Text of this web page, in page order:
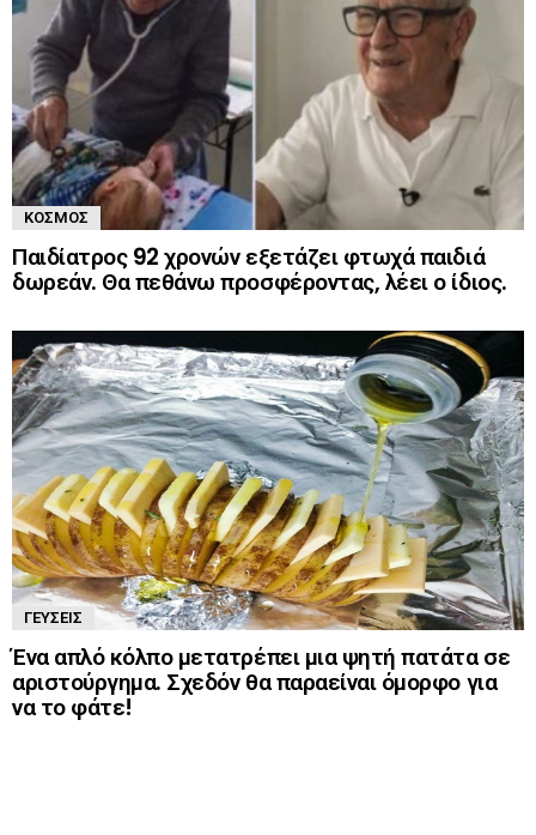
ΚΌΣΜΟΣ
Παιδίατρος 92 χρονών εξετάζει φτωχά παιδιά
δωρεάν. Θα πεθάνω προσφέροντας, λέει ο ίδιος.
ΓΕΎΣΕΙΣ
Ένα απλό κόλπο μετατρέπει μια ψητή πατάτα σε
αριστούργημα. Σχεδόν θα παραείναι όμορφο για
να το φάτε!